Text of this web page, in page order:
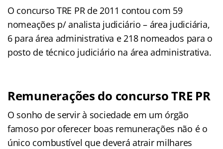
O concurso TRE PR de 2011 contou com 59
nomeações p/ analista judiciário – área judiciária,
6 para área administrativa e 218 nomeados para o
posto de técnico judiciário na área administrativa.
Remunerações do concurso TRE PR
O sonho de servir à sociedade em um órgão
famoso por oferecer boas remunerações não é o
único combustível que deverá atrair milhares